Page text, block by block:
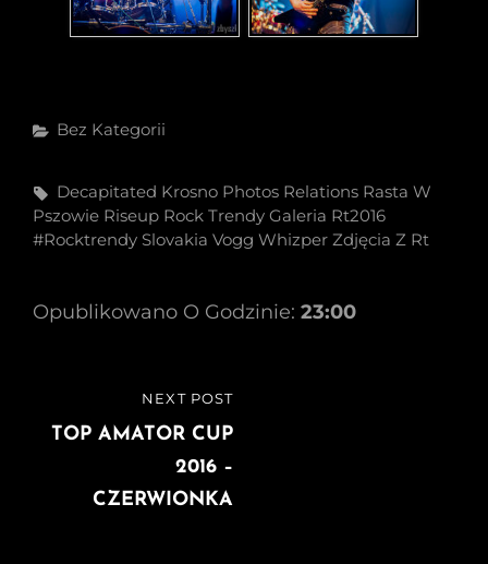
Categories
Bez Kategorii
Tags,
Decapitated Krosno Photos Relations Rasta W
Pszowie Riseup Rock Trendy Galeria Rt2016
#rocktrendy Slovakia Vogg Whizper Zdjęcia Z Rt
Opublikowano O Godzinie: 23:00
Nawigacja
wpisu
POST
NEXT POST
TOP AMATOR CUP
2016 –
CZERWIONKA